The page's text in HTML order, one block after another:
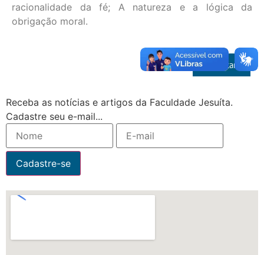
racionalidade da fé; A natureza e a lógica da
obrigação moral.
Voltar
Receba as notícias e artigos da Faculdade Jesuíta.
Cadastre seu e-mail...